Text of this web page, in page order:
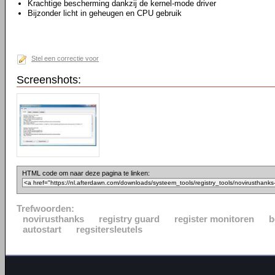
Krachtige bescherming dankzij de kernel-mode driver
Bijzonder licht in geheugen en CPU gebruik
Stel een correctie voor
Screenshots:
HTML code om naar deze pagina te linken:
Trefwoorden:
novirusthanks
registry guard register monitoren
autostart
regsitersleutels